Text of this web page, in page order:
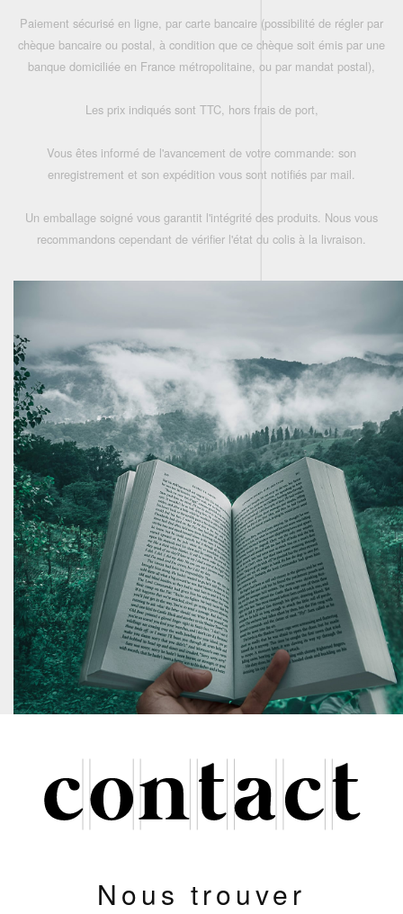
Paiement sécurisé en ligne, par carte bancaire (possibilité de régler par
chèque bancaire ou postal, à condition que ce chèque soit émis par une
banque domiciliée en France métropolitaine, ou par mandat postal),
Les prix indiqués sont TTC, hors frais de port,
Vous êtes informé de l'avancement de votre commande: son
enregistrement et son expédition vous sont notifiés par mail.
Un emballage soigné vous garantit l'intégrité des produits. Nous vous
recommandons cependant de vérifier l'état du colis à la livraison.
Nous trouver